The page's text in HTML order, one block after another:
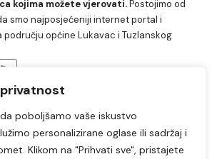
poboljšamo vaše iskustvo
personalizirane oglase ili sadržaj i
Klikom na "Prihvati sve", pristajete
kojima možete vjerovati.Postojimo od
smo najposjećeniji internet portal i
općine Lukavac i Tuzlanskog
Crna hronika
Sport
Slobodno vrijeme